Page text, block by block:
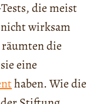
die meist
nicht wirksam
die
eine
haben. Wie die